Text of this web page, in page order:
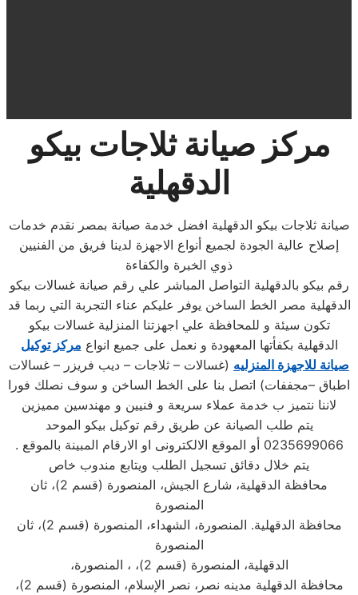
مركز صيانة ثلاجات بيكو
الدقهلية
صيانة ثلاجات بيكو الدقهلية افضل خدمة صيانة بمصر نقدم خدمات
إصلاح عالية الجودة لجميع أنواع الاجهزة لدينا فريق من الفنيين
ذوي الخبرة والكفاءة
رقم بيكو بالدقهلية التواصل المباشر علي رقم صيانة غسالات بيكو
الدقهلية مصر الخط الساخن يوفر عليكم عناء التجربة التي ربما قد
تكون سيئة و للمحافظة علي اجهزتنا المنزلية غسالات بيكو
الدقهلية بكفأتها المعهودة و نعمل على جميع انواع مركز توكيل
صيانة للاجهزة المنزليه (غسالات – ثلاجات – ديب فريزر – غسالات
اطباق –مجففات) اتصل بنا على الخط الساخن و سوف نصلك فورا
لاننا نتميز ب خدمة عملاء سريعة و فنيين و مهندسين مميزين
يتم طلب الصيانة عن طريق رقم توكيل بيكو الموحد
0235699066 أو الموقع الالكترونى او الارقام المبينة بالموقع .
يتم خلال دقائق تسجيل الطلب ويتابع مندوب خاص
محافظة الدقهلية، شارع الجيش، المنصورة (قسم 2)، ثان
المنصورة
محافظة الدقهلية. المنصورة، الشهداء، المنصورة (قسم 2)، ثان
المنصورة
الدقهلية، المنصورة (قسم 2)، ، المنصورة،
محافظة الدقهلية مدينه نصر، نصر الإسلام، المنصورة (قسم 2)،